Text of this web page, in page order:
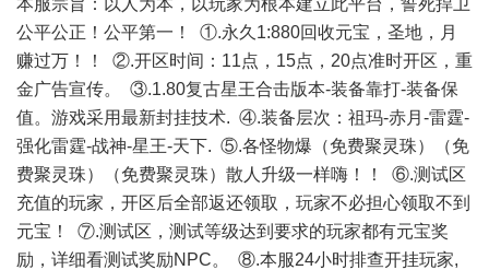
本服宗旨：以人为本，以玩家为根本建立此平台，誓死捍卫
公平公正！公平第一！ ①.永久1:880回收元宝，圣地，月
赚过万！！ ②.开区时间：11点，15点，20点准时开区，重
金广告宣传。 ③.1.80复古星王合击版本-装备靠打-装备保
值。游戏采用最新封挂技术. ④.装备层次：祖玛-赤月-雷霆-
强化雷霆-战神-星王-天下. ⑤.各怪物爆（免费聚灵珠）（免
费聚灵珠）（免费聚灵珠）散人升级一样嗨！！ ⑥.测试区
充值的玩家，开区后全部返还领取，玩家不必担心领取不到
元宝！ ⑦.测试区，测试等级达到要求的玩家都有元宝奖
励，详细看测试奖励NPC。 ⑧.本服24小时排查开挂玩家,